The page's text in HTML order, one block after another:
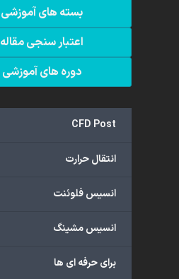
بسته های آموزشی
اعتبار سنجی مقاله
دوره های آموزشی
CFD Post
انتقال حرارت
انسیس فلوئنت
انسیس مشینگ
برای حرفه ای ها